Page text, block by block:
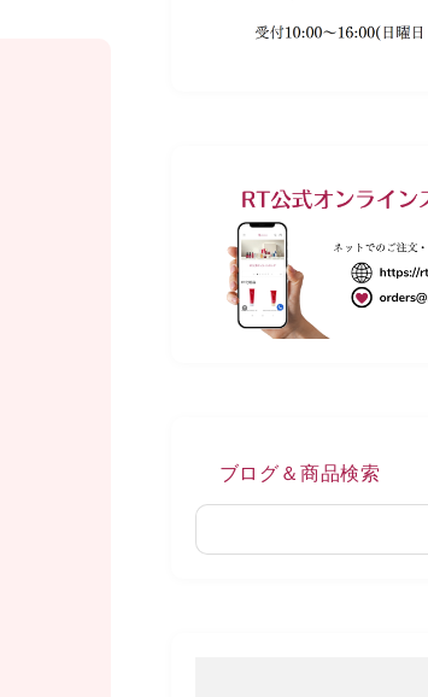
ブログ＆商品検索